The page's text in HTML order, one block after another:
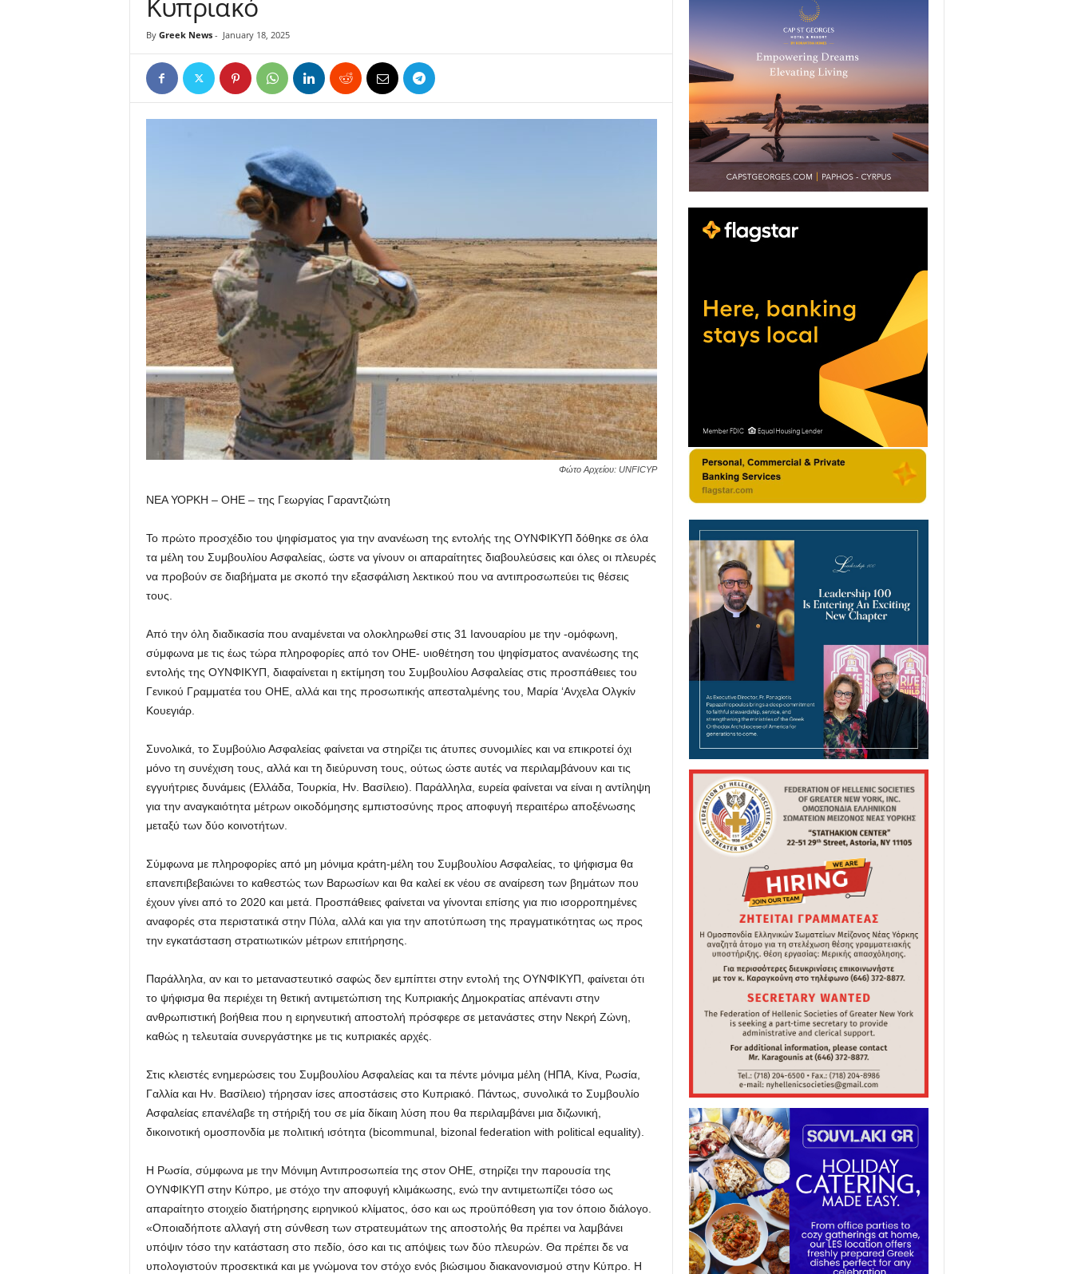
Κυπριακό
By Greek News- January 18, 2025
Φώτο Αρχείου: UNFICYP
ΝΕΑ ΥΟΡΚΗ – ΟΗΕ – της Γεωργίας Γαραντζιώτη
Το πρώτο προσχέδιο του ψηφίσματος για την ανανέωση της εντολής της ΟΥΝΦΙΚΥΠ δόθηκε σε όλα
τα μέλη του Συμβουλίου Ασφαλείας, ώστε να γίνουν οι απαραίτητες διαβουλεύσεις και όλες οι πλευρές
να προβούν σε διαβήματα με σκοπό την εξασφάλιση λεκτικού που να αντιπροσωπεύει τις θέσεις
τους.
Από την όλη διαδικασία που αναμένεται να ολοκληρωθεί στις 31 Ιανουαρίου με την -ομόφωνη,
σύμφωνα με τις έως τώρα πληροφορίες από τον ΟΗΕ- υιοθέτηση του ψηφίσματος ανανέωσης της
εντολής της ΟΥΝΦΙΚΥΠ, διαφαίνεται η εκτίμηση του Συμβουλίου Ασφαλείας στις προσπάθειες του
Γενικού Γραμματέα του ΟΗΕ, αλλά και της προσωπικής απεσταλμένης του, Μαρία ‘Ανχελα Ολγκίν
Κουεγιάρ.
Συνολικά, το Συμβούλιο Ασφαλείας φαίνεται να στηρίζει τις άτυπες συνομιλίες και να επικροτεί όχι
μόνο τη συνέχιση τους, αλλά και τη διεύρυνση τους, ούτως ώστε αυτές να περιλαμβάνουν και τις
εγγυήτριες δυνάμεις (Ελλάδα, Τουρκία, Ην. Βασίλειο). Παράλληλα, ευρεία φαίνεται να είναι η αντίληψη
για την αναγκαιότητα μέτρων οικοδόμησης εμπιστοσύνης προς αποφυγή περαιτέρω αποξένωσης
μεταξύ των δύο κοινοτήτων.
Σύμφωνα με πληροφορίες από μη μόνιμα κράτη-μέλη του Συμβουλίου Ασφαλείας, το ψήφισμα θα
επανεπιβεβαιώνει το καθεστώς των Βαρωσίων και θα καλεί εκ νέου σε αναίρεση των βημάτων που
έχουν γίνει από το 2020 και μετά. Προσπάθειες φαίνεται να γίνονται επίσης για πιο ισορροπημένες
αναφορές στα περιστατικά στην Πύλα, αλλά και για την αποτύπωση της πραγματικότητας ως προς
την εγκατάσταση στρατιωτικών μέτρων επιτήρησης.
Παράλληλα, αν και το μεταναστευτικό σαφώς δεν εμπίπτει στην εντολή της ΟΥΝΦΙΚΥΠ, φαίνεται ότι
το ψήφισμα θα περιέχει τη θετική αντιμετώπιση της Κυπριακής Δημοκρατίας απέναντι στην
ανθρωπιστική βοήθεια που η ειρηνευτική αποστολή πρόσφερε σε μετανάστες στην Νεκρή Ζώνη,
καθώς η τελευταία συνεργάστηκε με τις κυπριακές αρχές.
Στις κλειστές ενημερώσεις του Συμβουλίου Ασφαλείας και τα πέντε μόνιμα μέλη (ΗΠΑ, Κίνα, Ρωσία,
Γαλλία και Ην. Βασίλειο) τήρησαν ίσες αποστάσεις στο Κυπριακό. Πάντως, συνολικά το Συμβουλίο
Ασφαλείας επανέλαβε τη στήριξή του σε μία δίκαιη λύση που θα περιλαμβάνει μια διζωνική,
δικοινοτική ομοσπονδία με πολιτική ισότητα (bicommunal, bizonal federation with political equality).
Η Ρωσία, σύμφωνα με την Μόνιμη Αντιπροσωπεία της στον ΟΗΕ, στηρίζει την παρουσία της
ΟΥΝΦΙΚΥΠ στην Κύπρο, με στόχο την αποφυγή κλιμάκωσης, ενώ την αντιμετωπίζει τόσο ως
απαραίτητο στοιχείο διατήρησης ειρηνικού κλίματος, όσο και ως προϋπόθεση για τον όποιο διάλογο.
«Οποιαδήποτε αλλαγή στη σύνθεση των στρατευμάτων της αποστολής θα πρέπει να λαμβάνει
υπόψιν τόσο την κατάσταση στο πεδίο, όσο και τις απόψεις των δύο πλευρών. Θα πρέπει δε να
υπολογιστούν προσεκτικά και με γνώμονα τον στόχο ενός βιώσιμου διακανονισμού στην Κύπρο. Η